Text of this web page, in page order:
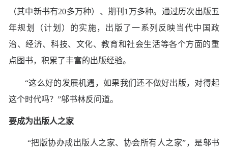
（其中新书有20多万种）、期刊1万多种。通过历次出版五
年规划（计划）的实施，出版了一系列反映当代中国政
治、经济、科技、文化、教育和社会生活等各个方面的重
点图书，积累了丰富的出版经验。
“这么好的发展机遇，如果我们还不做好出版，对得起
这个时代吗？”邬书林反问道。
要成为出版人之家
“把版协办成出版人之家、协会所有人之家”，是邬书